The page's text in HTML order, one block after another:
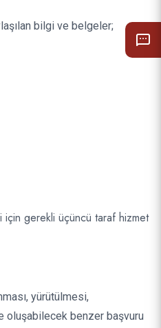
bilgi ve belgeler;
için gerekli üçüncü taraf hizmet
yürütülmesi,
oluşabilecek benzer başvuru